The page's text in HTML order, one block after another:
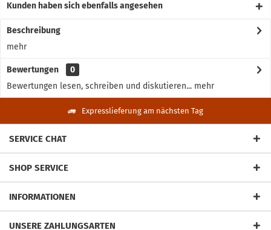
Kunden haben sich ebenfalls angesehen
Beschreibung
mehr
Bewertungen
0
Bewertungen lesen, schreiben und diskutieren... mehr
Expresslieferung am nächsten Tag
SERVICE CHAT
SHOP SERVICE
INFORMATIONEN
UNSERE ZAHLUNGSARTEN